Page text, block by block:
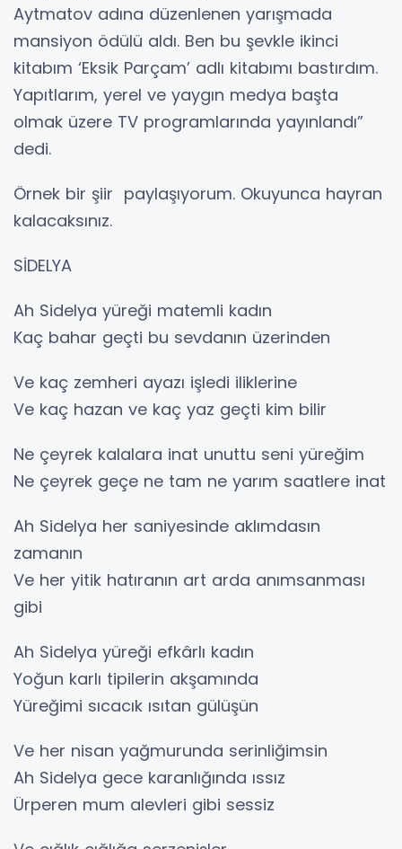
Aytmatov adına düzenlenen yarışmada
mansiyon ödülü aldı. Ben bu şevkle ikinci
kitabım ‘Eksik Parçam’ adlı kitabımı bastırdım.
Yapıtlarım, yerel ve yaygın medya başta
olmak üzere TV programlarında yayınlandı”
dedi.
Örnek bir şiir paylaşıyorum. Okuyunca hayran
kalacaksınız.
SİDELYA
Ah Sidelya yüreği matemli kadın
Kaç bahar geçti bu sevdanın üzerinden
Ve kaç zemheri ayazı işledi iliklerine
Ve kaç hazan ve kaç yaz geçti kim bilir
Ne çeyrek kalalara inat unuttu seni yüreğim
Ne çeyrek geçe ne tam ne yarım saatlere inat
Ah Sidelya her saniyesinde aklımdasın
zamanın
Ve her yitik hatıranın art arda anımsanması
gibi
Ah Sidelya yüreği efkârlı kadın
Yoğun karlı tipilerin akşamında
Yüreğimi sıcacık ısıtan gülüşün
Ve her nisan yağmurunda serinliğimsin
Ah Sidelya gece karanlığında ıssız
Ürperen mum alevleri gibi sessiz